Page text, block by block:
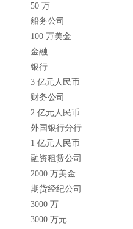
50 万
船务公司
100 万美金
金融
银行
3 亿元人民币
财务公司
2 亿元人民币
外国银行分行
1 亿元人民币
融资租赁公司
2000 万美金
期货经纪公司
3000 万
3000 万元